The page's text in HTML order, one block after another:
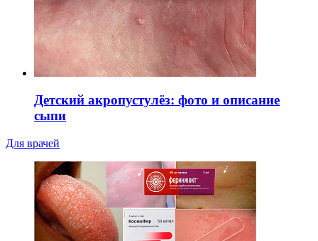
Детский акропустулёз: фото и описание
сыпи
Для врачей